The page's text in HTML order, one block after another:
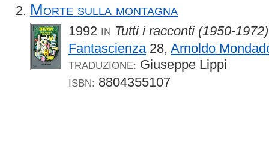
Morte sulla montagna
1992 IN Tutti i racconti (1950-1972)
Fantascienza 28, Arnoldo
TRADUZIONE: Giuseppe Lippi
ISBN: 8804355107